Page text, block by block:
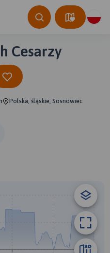
Cesarzy
Polska, śląskie, Sosnowiec